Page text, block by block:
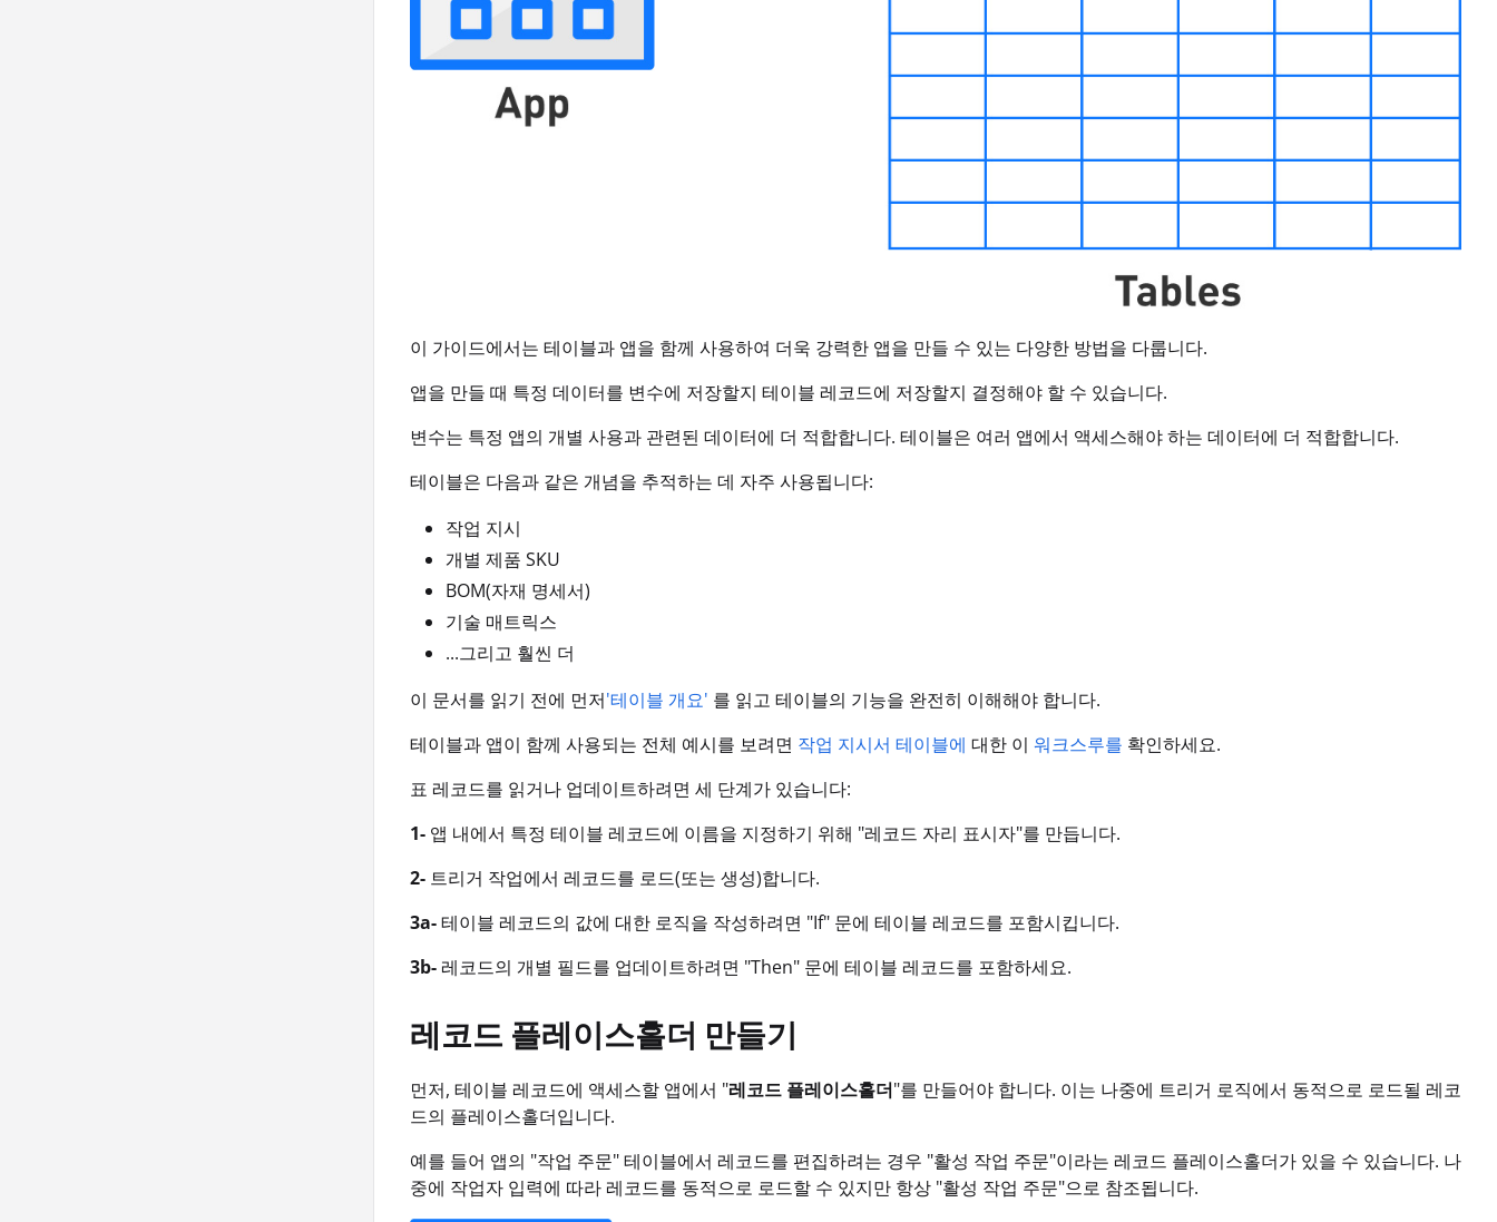
이 가이드에서는 테이블과 앱을 함께 사용하여 더욱 강력한 앱을 만들 수 있는 다양한 방법을 다룹니다.
앱을 만들 때 특정 데이터를 변수에 저장할지 테이블 레코드에 저장할지 결정해야 할 수 있습니다.
변수는 특정 앱의 개별 사용과 관련된 데이터에 더 적합합니다. 테이블은 여러 앱에서 액세스해야 하는 데이터에 더 적합합니다.
테이블은 다음과 같은 개념을 추적하는 데 자주 사용됩니다:
작업 지시
개별 제품 SKU
BOM(자재 명세서)
기술 매트릭스
...그리고 훨씬 더
이 문서를 읽기 전에 먼저'테이블 개요' 를 읽고 테이블의 기능을 완전히 이해해야 합니다.
테이블과 앱이 함께 사용되는 전체 예시를 보려면 작업 지시서 테이블에 대한 이 워크스루를 확인하세요.
표 레코드를 읽거나 업데이트하려면 세 단계가 있습니다:
1- 앱 내에서 특정 테이블 레코드에 이름을 지정하기 위해 "레코드 자리 표시자"를 만듭니다.
2- 트리거 작업에서 레코드를 로드(또는 생성)합니다.
3a-테이블 레코드의 값에 대한 로직을 작성하려면 "If" 문에 테이블 레코드를 포함시킵니다.
3b- 레코드의 개별 필드를 업데이트하려면 "Then" 문에 테이블 레코드를 포함하세요.
레코드 플레이스홀더 만들기
먼저, 테이블 레코드에 액세스할 앱에서 "레코드 플레이스홀더"를 만들어야 합니다. 이는 나중에 트리거 로직에서 동적으로 로드될 레코
드의 플레이스홀더입니다.
예를 들어 앱의 "작업 주문" 테이블에서 레코드를 편집하려는 경우 "활성 작업 주문"이라는 레코드 플레이스홀더가 있을 수 있습니다. 나
중에 작업자 입력에 따라 레코드를 동적으로 로드할 수 있지만 항상 "활성 작업 주문"으로 참조됩니다.